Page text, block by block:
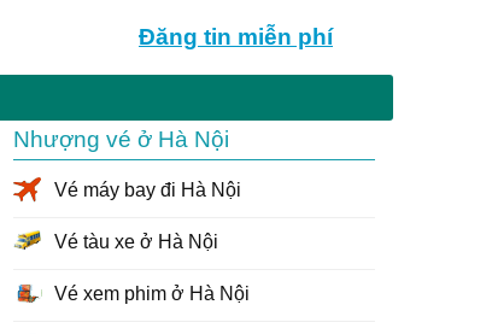
Đăng tin miễn phí
Nhượng vé ở Hà Nội
Vé máy bay đi Hà Nội
Vé tàu xe ở Hà Nội
Vé xem phim ở Hà Nội